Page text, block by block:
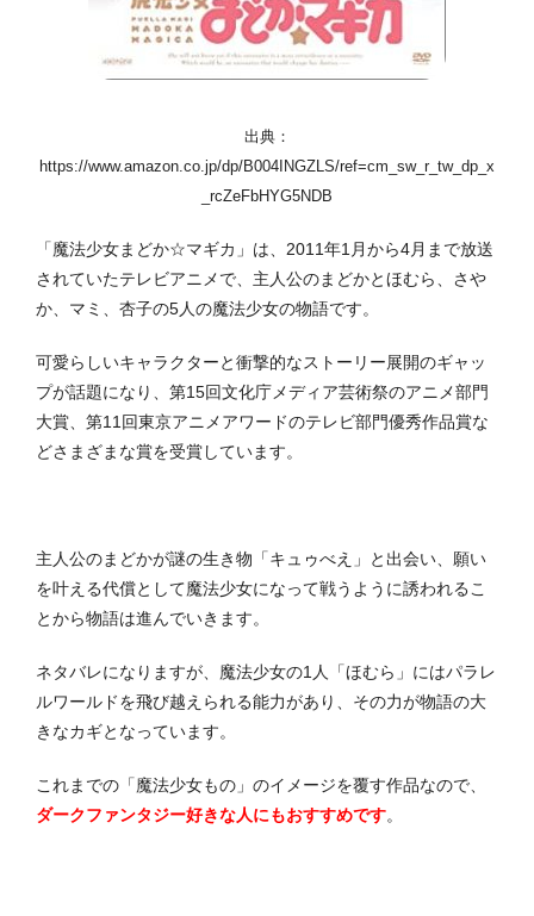
出典：
https://www.amazon.co.jp/dp/B004INGZLS/ref=cm_sw_r_tw_dp_x
_rcZeFbHYG5NDB
「魔法少女まどか☆マギカ」は、2011年1月から4月まで放送
されていたテレビアニメで、主人公のまどかとほむら、さや
か、マミ、杏子の5人の魔法少女の物語です。
可愛らしいキャラクターと衝撃的なストーリー展開のギャッ
プが話題になり、第15回文化庁メディア芸術祭のアニメ部門
大賞、第11回東京アニメアワードのテレビ部門優秀作品賞な
どさまざまな賞を受賞しています。
主人公のまどかが謎の生き物「キュゥべえ」と出会い、願い
を叶える代償として魔法少女になって戦うように誘われるこ
とから物語は進んでいきます。
ネタバレになりますが、魔法少女の1人「ほむら」にはパラレ
ルワールドを飛び越えられる能力があり、その力が物語の大
きなカギとなっています。
これまでの「魔法少女もの」のイメージを覆す作品なので、
ダークファンタジー好きな人にもおすすめです。